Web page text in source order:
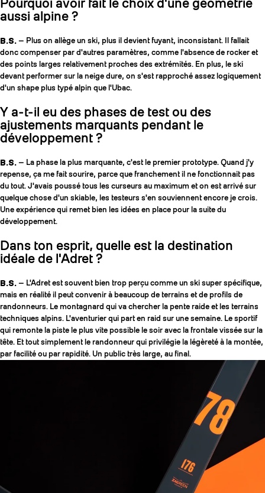
Pourquoi avoir fait le choix d'une géométrie
aussi alpine ?
B.S. — Plus on allège un ski, plus il devient fuyant, inconsistant. Il fallait
donc compenser par d'autres paramètres, comme l'absence de rocker et
des points larges relativement proches des extrémités. En plus, le ski
devant performer sur la neige dure, on s'est rapproché assez logiquement
d'un shape plus typé alpin que l'Ubac.
Y a-t-il eu des phases de test ou des
ajustements marquants pendant le
développement ?
B.S. — La phase la plus marquante, c'est le premier prototype. Quand j'y
repense, ça me fait sourire, parce que franchement il ne fonctionnait pas
du tout. J'avais poussé tous les curseurs au maximum et on est arrivé sur
quelque chose d'un skiable, les testeurs s'en souviennent encore je crois.
Une expérience qui remet bien les idées en place pour la suite du
développement.
Dans ton esprit, quelle est la destination
idéale de l'Adret ?
B.S. — L'Adret est souvent bien trop perçu comme un ski super spécifique,
mais en réalité il peut convenir à beaucoup de terrains et de profils de
randonneurs. Le montagnard qui va chercher la pente raide et les terrains
techniques alpins. L'aventurier qui part en raid sur une semaine. Le sportif
qui remonte la piste le plus vite possible le soir avec la frontale vissée sur la
tête. Et tout simplement le randonneur qui privilégie la légèreté à la montée,
par facilité ou par rapidité. Un public très large, au final.